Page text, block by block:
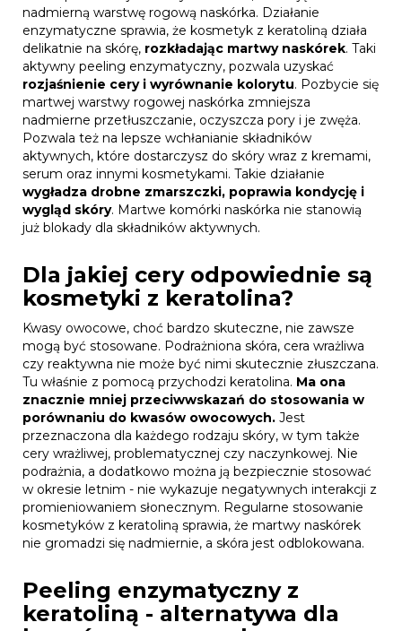
nadmierną warstwę rogową naskórka. Działanie
enzymatyczne sprawia, że kosmetyk z keratoliną działa
delikatnie na skórę, rozkładając martwy naskórek. Taki
aktywny peeling enzymatyczny, pozwala uzyskać
rozjaśnienie cery i wyrównanie kolorytu. Pozbycie się
martwej warstwy rogowej naskórka zmniejsza
nadmierne przetłuszczanie, oczyszcza pory i je zwęża.
Pozwala też na lepsze wchłanianie składników
aktywnych, które dostarczysz do skóry wraz z kremami,
serum oraz innymi kosmetykami. Takie działanie
wygładza drobne zmarszczki, poprawia kondycję i
wygląd skóry. Martwe komórki naskórka nie stanowią
już blokady dla składników aktywnych.
Dla jakiej cery odpowiednie są
kosmetyki z keratolina?
Kwasy owocowe, choć bardzo skuteczne, nie zawsze
mogą być stosowane. Podrażniona skóra, cera wrażliwa
czy reaktywna nie może być nimi skutecznie złuszczana.
Tu właśnie z pomocą przychodzi keratolina. Ma ona
znacznie mniej przeciwwskazań do stosowania w
porównaniu do kwasów owocowych. Jest
przeznaczona dla każdego rodzaju skóry, w tym także
cery wrażliwej, problematycznej czy naczynkowej. Nie
podrażnia, a dodatkowo można ją bezpiecznie stosować
w okresie letnim - nie wykazuje negatywnych interakcji z
promieniowaniem słonecznym. Regularne stosowanie
kosmetyków z keratoliną sprawia, że martwy naskórek
nie gromadzi się nadmiernie, a skóra jest odblokowana.
Peeling enzymatyczny z
keratoliną - alternatywa dla